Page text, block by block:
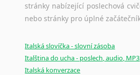
stránky nabízející poslechová
nebo stránky pro úplné
Italská slovíčka - slovní zásoba
Italština do ucha - poslech, audio,
Italská konverzace